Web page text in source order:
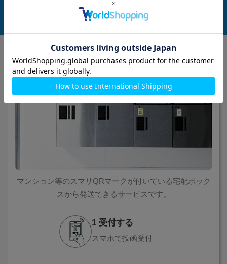
ご利用方法 (スマリ宅配ボックス)
マンション等のスマリQRマークが付いている宅配ボック
スから発送できるサービスです。
1 受付する
スマホで投函受付